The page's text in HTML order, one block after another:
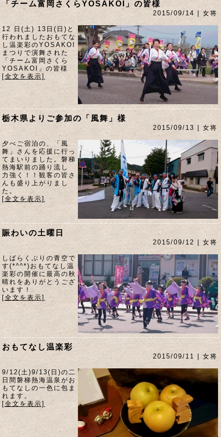
「チーム富岡さくらYOSAKOI」の皆様
2015/09/14 | 女将
12 日(土) 13日(日)と
行われましたおもてな
し温楽彩のYOSAKOI
まつりで演舞された
「チーム富岡さくら
YOSAKOI」の皆様
[全文を表示]
栃木県よりご参加の「風舞」様
2015/09/13 | 女将
夕べご宿泊の、「風
舞」さんを応援に行っ
てまいりました。磐梯
熱海駅前の踊り流し
力強く！！観客の皆さ
んも盛り上がりまし
た。
[全文を表示]
賑わいの土曜日
2015/09/12 | 女将
しばらくぶりの青空で
す(*^^*)おもてなし温
楽彩の開催に最高の秋
晴れをありがとうござ
います！
[全文を表示]
おもてなし温楽彩
2015/09/11 | 女将
9/12(土)9/13(日)の二
日間磐梯熱海温泉がお
もてなしの一色に包ま
れます。
[全文を表示]